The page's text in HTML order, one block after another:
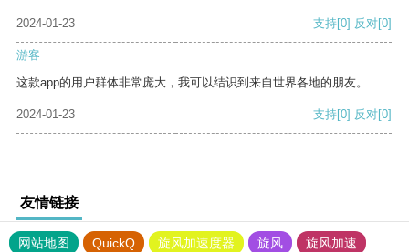
2024-01-23 支持[0] 反对[0]
游客
这款app的用户群体非常庞大，我可以结识到来自世界各地的朋友。
2024-01-23 支持[0] 反对[0]
友情链接
网站地图 QuickQ 旋风加速度器 旋风
旋风加速